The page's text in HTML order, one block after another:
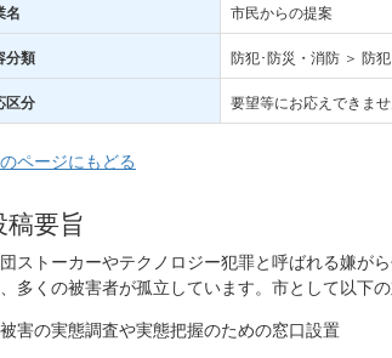
名 市民からの提案
分類 防犯･防災・消防 ＞ 防
区分 要望等にお応えできま
ページにもどる
稿要旨
ストーカーやテクノロジー犯罪と呼ばれる嫌が
多くの被害者が孤立しています。市として以下
被害の実態調査や実態把握のための窓口設置